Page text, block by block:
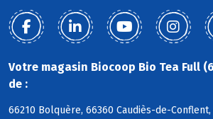
Votre magasin Biocoop Bio Tea Full
de :
66210 Bolquère, 66360 Caudiès-de-Conflent,